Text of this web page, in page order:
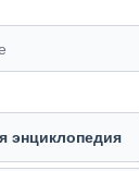
энциклопедия